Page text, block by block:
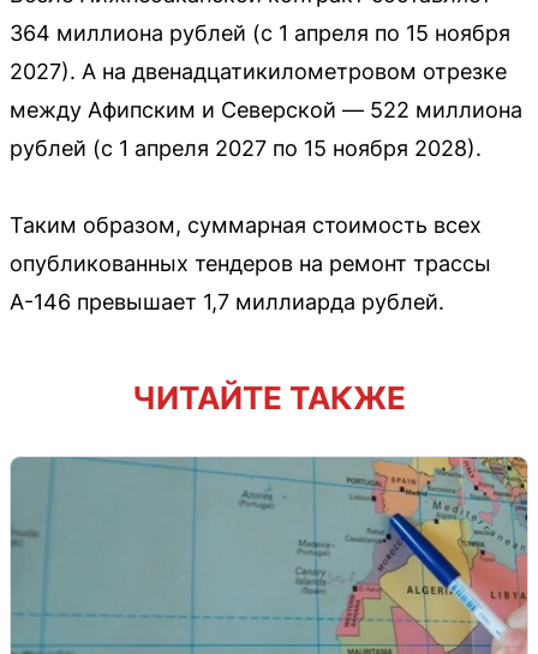
364 миллиона рублей (с 1 апреля по 15 ноября
2027). А на двенадцатикилометровом отрезке
между Афипским и Северской — 522 миллиона
рублей (с 1 апреля 2027 по 15 ноября 2028).
Таким образом, суммарная стоимость всех
опубликованных тендеров на ремонт трассы
А-146 превышает 1,7 миллиарда рублей.
ЧИТАЙТЕ ТАКЖЕ